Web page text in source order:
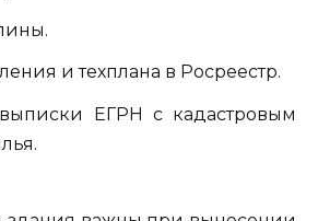
и техплана в Росреестр.
ЕГРН с кадастровым